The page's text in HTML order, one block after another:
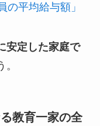
の平均給与額」
安定した家庭で
教育一家の全